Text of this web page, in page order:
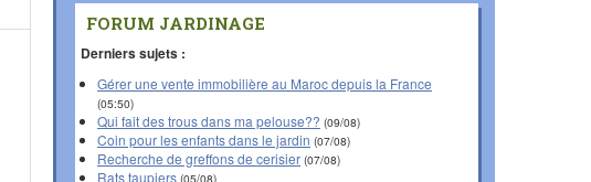
FORUM JARDINAGE
Derniers sujets :
Gérer une vente immobilière au Maroc depuis la France
(05:50)
Qui fait des trous dans ma pelouse?? (09/08)
Coin pour les enfants dans le jardin (07/08)
Recherche de greffons de cerisier (07/08)
Rats taupiers (05/08)